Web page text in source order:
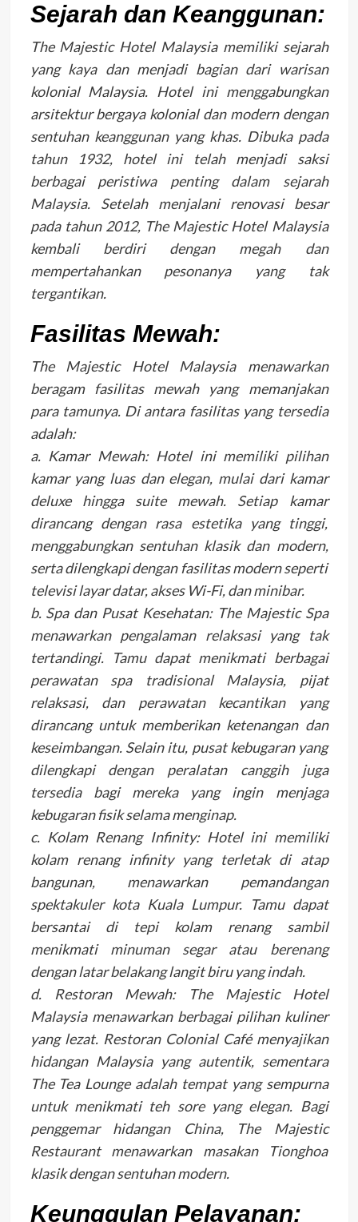
Sejarah dan Keanggunan:
The Majestic Hotel Malaysia memiliki sejarah
yang kaya dan menjadi bagian dari warisan
kolonial Malaysia. Hotel ini menggabungkan
arsitektur bergaya kolonial dan modern dengan
sentuhan keanggunan yang khas. Dibuka pada
tahun 1932, hotel ini telah menjadi saksi
berbagai peristiwa penting dalam sejarah
Malaysia. Setelah menjalani renovasi besar
pada tahun 2012, The Majestic Hotel Malaysia
kembali berdiri dengan megah dan
mempertahankan pesonanya yang tak
tergantikan.
Fasilitas Mewah:
The Majestic Hotel Malaysia menawarkan
beragam fasilitas mewah yang memanjakan
para tamunya. Di antara fasilitas yang tersedia
adalah:
a. Kamar Mewah: Hotel ini memiliki pilihan
kamar yang luas dan elegan, mulai dari kamar
deluxe hingga suite mewah. Setiap kamar
dirancang dengan rasa estetika yang tinggi,
menggabungkan sentuhan klasik dan modern,
serta dilengkapi dengan fasilitas modern seperti
televisi layar datar, akses Wi-Fi, dan minibar.
b. Spa dan Pusat Kesehatan: The Majestic Spa
menawarkan pengalaman relaksasi yang tak
tertandingi. Tamu dapat menikmati berbagai
perawatan spa tradisional Malaysia, pijat
relaksasi, dan perawatan kecantikan yang
dirancang untuk memberikan ketenangan dan
keseimbangan. Selain itu, pusat kebugaran yang
dilengkapi dengan peralatan canggih juga
tersedia bagi mereka yang ingin menjaga
kebugaran fisik selama menginap.
c. Kolam Renang Infinity: Hotel ini memiliki
kolam renang infinity yang terletak di atap
bangunan, menawarkan pemandangan
spektakuler kota Kuala Lumpur. Tamu dapat
bersantai di tepi kolam renang sambil
menikmati minuman segar atau berenang
dengan latar belakang langit biru yang indah.
d. Restoran Mewah: The Majestic Hotel
Malaysia menawarkan berbagai pilihan kuliner
yang lezat. Restoran Colonial Café menyajikan
hidangan Malaysia yang autentik, sementara
The Tea Lounge adalah tempat yang sempurna
untuk menikmati teh sore yang elegan. Bagi
penggemar hidangan China, The Majestic
Restaurant menawarkan masakan Tionghoa
klasik dengan sentuhan modern.
Keunggulan Pelayanan: